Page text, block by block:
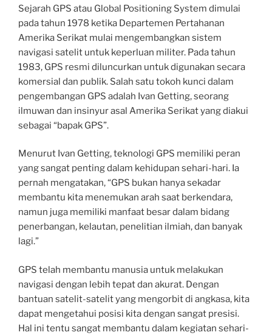
Sejarah GPS atau Global Positioning System dimulai
pada tahun 1978 ketika Departemen Pertahanan
Amerika Serikat mulai mengembangkan sistem
navigasi satelit untuk keperluan militer. Pada tahun
1983, GPS resmi diluncurkan untuk digunakan secara
komersial dan publik. Salah satu tokoh kunci dalam
pengembangan GPS adalah Ivan Getting, seorang
ilmuwan dan insinyur asal Amerika Serikat yang diakui
sebagai “bapak GPS”.
Menurut Ivan Getting, teknologi GPS memiliki peran
yang sangat penting dalam kehidupan sehari-hari. Ia
pernah mengatakan, “GPS bukan hanya sekadar
membantu kita menemukan arah saat berkendara,
namun juga memiliki manfaat besar dalam bidang
penerbangan, kelautan, penelitian ilmiah, dan banyak
lagi.”
GPS telah membantu manusia untuk melakukan
navigasi dengan lebih tepat dan akurat. Dengan
bantuan satelit-satelit yang mengorbit di angkasa, kita
dapat mengetahui posisi kita dengan sangat presisi.
Hal ini tentu sangat membantu dalam kegiatan sehari-